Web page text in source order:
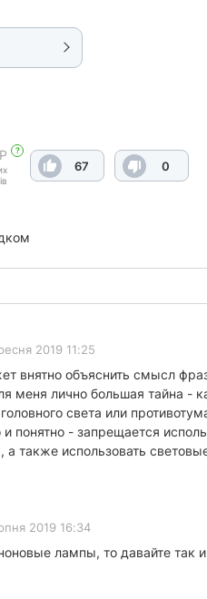
?
67 0
2019 11:25
внятно объяснить смысл
меня лично большая тайна -
света или
понятно - запрещается
также использовать
2019 16:34
лампы, то давайте